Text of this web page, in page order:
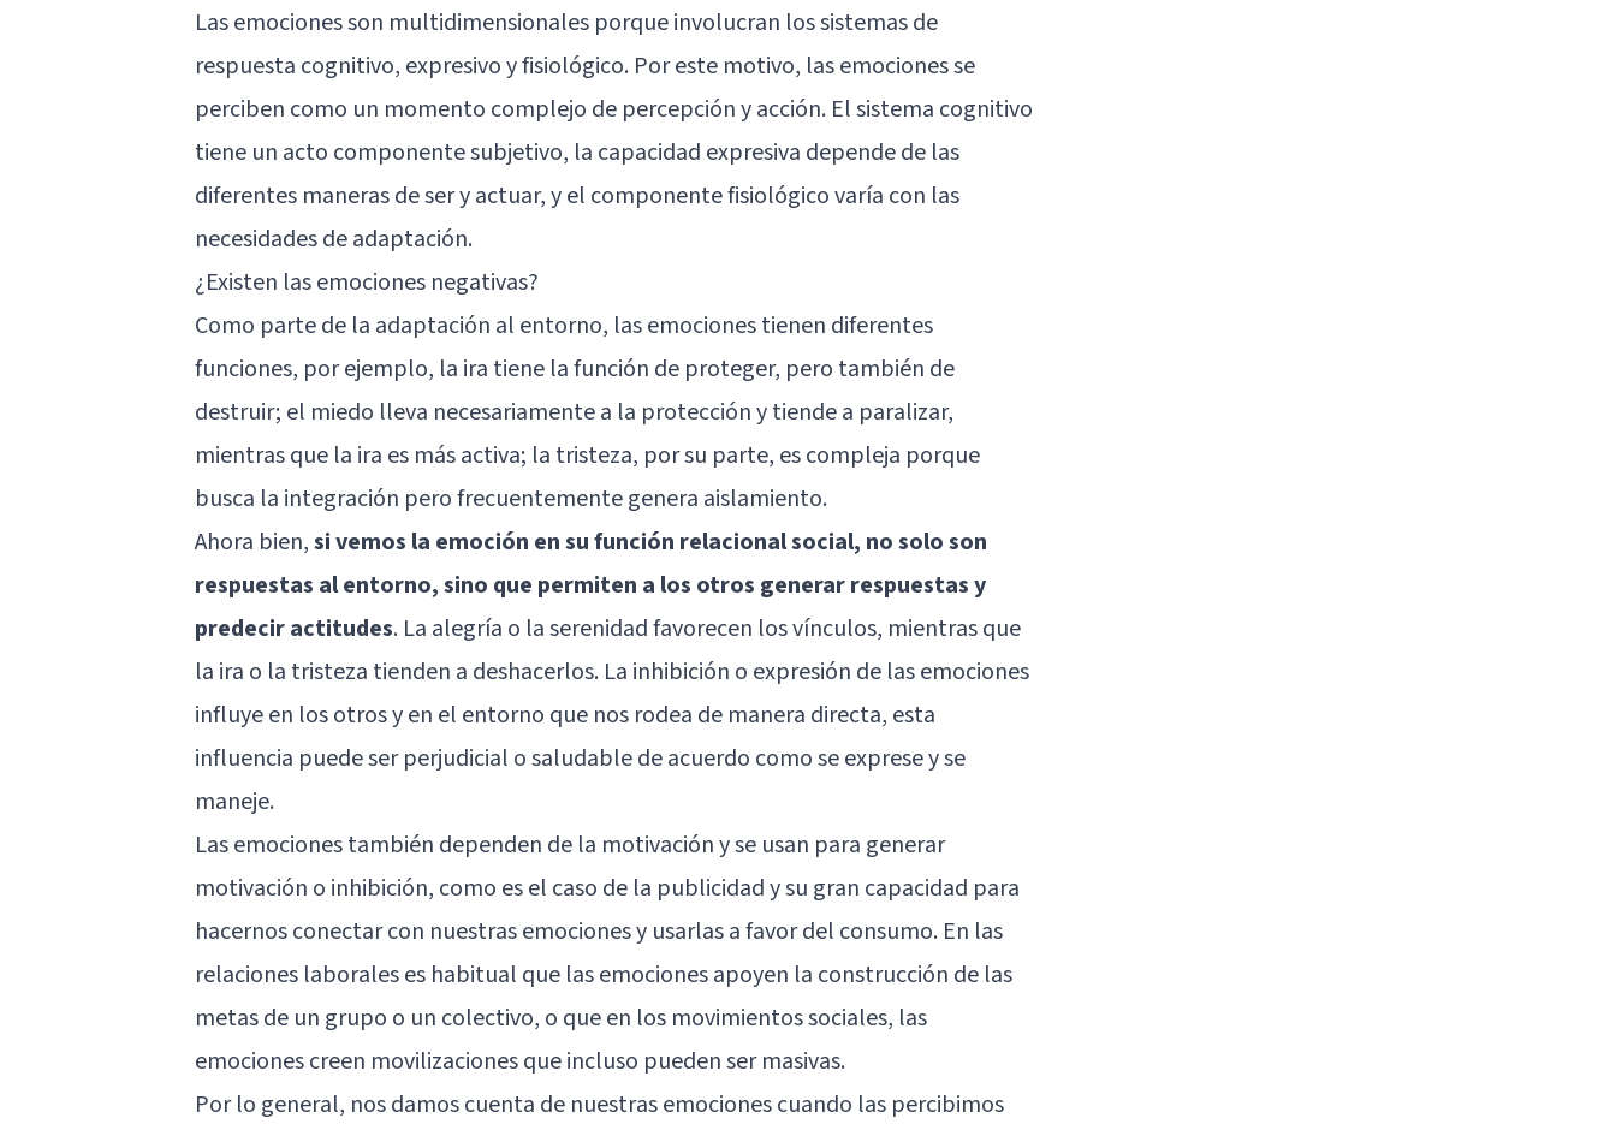
Las emociones son multidimensionales porque involucran los sistemas de
respuesta cognitivo, expresivo y fisiológico. Por este motivo, las emociones se
perciben como un momento complejo de percepción y acción. El sistema cognitivo
tiene un acto componente subjetivo, la capacidad expresiva depende de las
diferentes maneras de ser y actuar, y el componente fisiológico varía con las
necesidades de adaptación.
¿Existen las emociones negativas?
Como parte de la adaptación al entorno, las emociones tienen diferentes
funciones, por ejemplo, la ira tiene la función de proteger, pero también de
destruir; el miedo lleva necesariamente a la protección y tiende a paralizar,
mientras que la ira es más activa; la tristeza, por su parte, es compleja porque
busca la integración pero frecuentemente genera aislamiento.
Ahora bien,si vemos la emoción en su función relacional social, no solo son
respuestas al entorno, sino que permiten a los otros generar respuestas y
predecir actitudes. La alegría o la serenidad favorecen los vínculos, mientras que
la ira o la tristeza tienden a deshacerlos. La inhibición o expresión de las emociones
influye en los otros y en el entorno que nos rodea de manera directa, esta
influencia puede ser perjudicial o saludable de acuerdo como se exprese y se
maneje.
Las emociones también dependen de la motivación y se usan para generar
motivación o inhibición, como es el caso de la publicidad y su gran capacidad para
hacernos conectar con nuestras emociones y usarlas a favor del consumo. En las
relaciones laborales es habitual que las emociones apoyen la construcción de las
metas de un grupo o un colectivo, o que en los movimientos sociales, las
emociones creen movilizaciones que incluso pueden ser masivas.
Por lo general, nos damos cuenta de nuestras emociones cuando las percibimos